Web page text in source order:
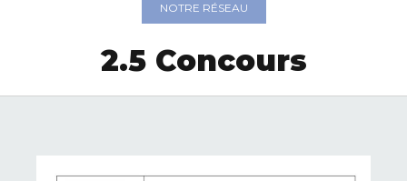
NOTRE RÉSEAU
2.5 Concours